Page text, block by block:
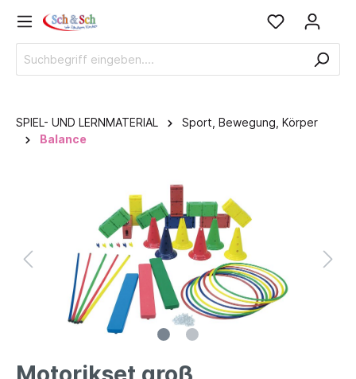
SPIEL- UND LERNMATERIAL
Sport, Bewegung, Körper
Balance